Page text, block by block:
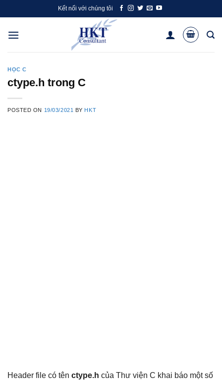
to
content
Kết nối với chúng tôi
HỌC C
ctype.h trong C
POSTED ON 19/03/2021 BY HKT
Header file có tên ctype.h của Thư viện C khai báo một số